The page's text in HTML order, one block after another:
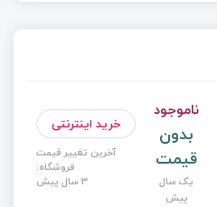
ناموجود
بدون
قیمت
یک سال
پیش
خرید اینترنتی
آخرین تغییر قیمت
فروشگاه:
3 سال پیش